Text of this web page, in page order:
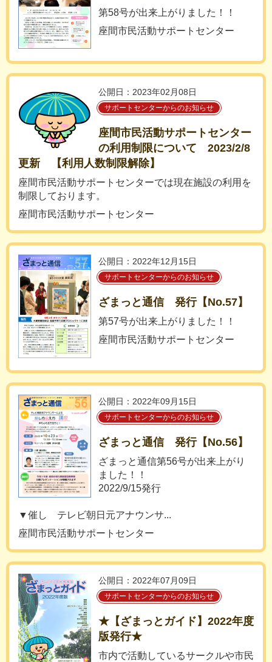
第58号が出来上がりました！！
座間市民活動サポートセンター
公開日：2023年02月08日
サポートセンターからのお知らせ
座間市民活動サポートセンター
の利用制限について 2023/2/8
更新 【利用人数制限解除】
座間市民活動サポートセンターでは現在施設の利用を
制限しております。
座間市民活動サポートセンター
公開日：2022年12月15日
サポートセンターからのお知らせ
ざまっと通信 発行【No.57】
第57号が出来上がりました！！
座間市民活動サポートセンター
公開日：2022年09月15日
サポートセンターからのお知らせ
ざまっと通信 発行【No.56】
ざまっと通信第56号が出来上がり
ました！！
2022/9/15発行
▼催し テレビ朝日元アナウンサ...
座間市民活動サポートセンター
公開日：2022年07月09日
サポートセンターからのお知らせ
★【ざまっとガイド】2022年度
版発行★
市内で活動しているサークルや市民